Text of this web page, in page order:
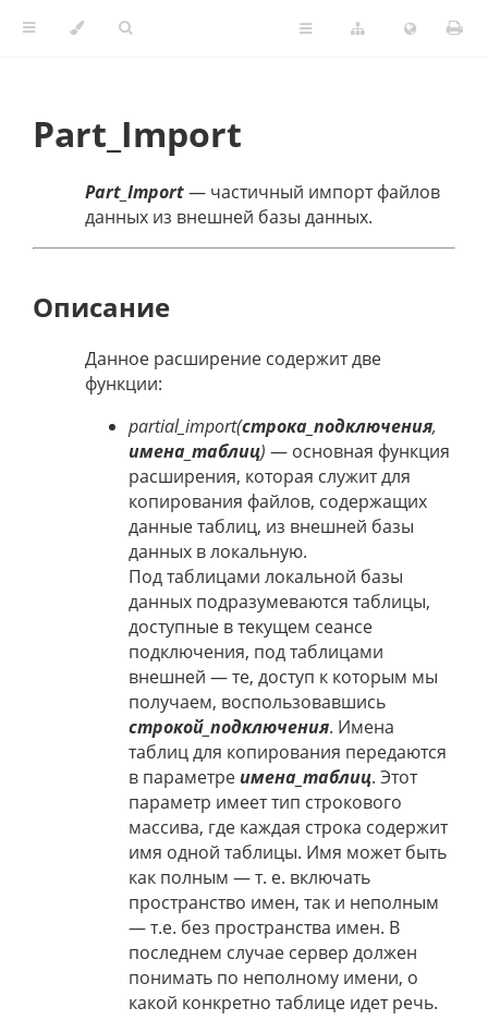
Part_Import
Part_Import— частичный импорт файлов
данных из внешней базы данных.
Описание
Данное расширение содержит две
функции:
partial_import(строка_подключения,
имена_таблиц) — основная функция
расширения, которая служит для
копирования файлов, содержащих
данные таблиц, из внешней базы
данных в локальную.
Под таблицами локальной базы
данных подразумеваются таблицы,
доступные в текущем сеансе
подключения, под таблицами
внешней — те, доступ к которым мы
получаем, воспользовавшись
строкой_подключения. Имена
таблиц для копирования передаются
в параметре имена_таблиц. Этот
параметр имеет тип строкового
массива, где каждая строка содержит
имя одной таблицы. Имя может быть
как полным — т. е. включать
пространство имен, так и неполным
— т.е. без пространства имен. В
последнем случае сервер должен
понимать по неполному имени, о
какой конкретно таблице идет речь.